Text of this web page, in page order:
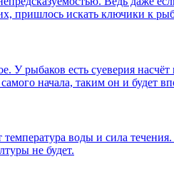
пришлось искать ключики к
рыбаков есть суеверия
начала, таким он и будет
воды и сила
не будет.